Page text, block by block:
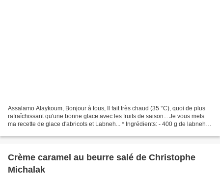
Assalamo Alaykoum, Bonjour à tous, Il fait très chaud (35 °C), quoi de plus
rafraîchissant qu'une bonne glace avec les fruits de saison... Je vous mets
ma recette de glace d'abricots et Labneh... * Ingrédients: - 400 g de labneh. -
Crème caramel au beurre salé de Christophe
Michalak